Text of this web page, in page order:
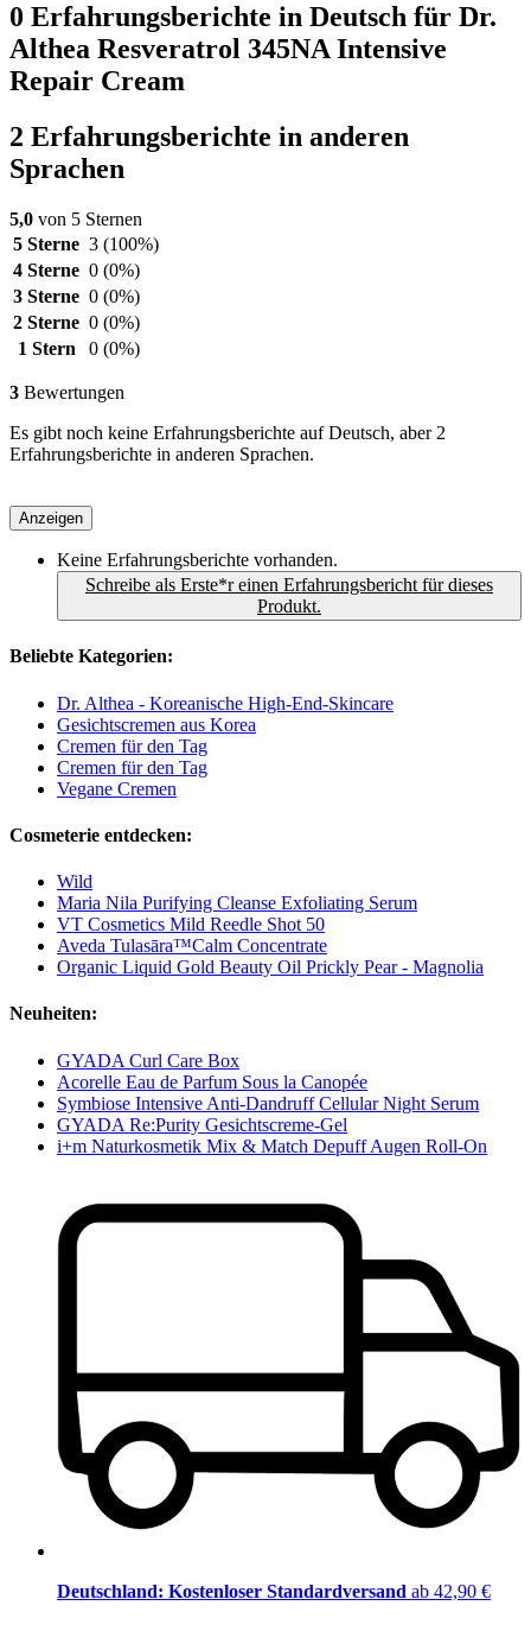
0 Erfahrungsberichte in Deutsch für Dr.
Althea Resveratrol 345NA Intensive
Repair Cream
2 Erfahrungsberichte in anderen
Sprachen
5,0 von 5 Sternen
5 Sterne 3 (100%)
4 Sterne 0 (0%)
3 Sterne 0 (0%)
2 Sterne 0 (0%)
1 Stern
0 (0%)
3 Bewertungen
Es gibt noch keine Erfahrungsberichte auf Deutsch, aber 2
Erfahrungsberichte in anderen Sprachen.
Anzeigen
Keine Erfahrungsberichte vorhanden.
Schreibe als Erste*r einen Erfahrungsbericht für dieses
Produkt.
Beliebte Kategorien:
Dr. Althea - Koreanische High-End-Skincare
Gesichtscremen aus Korea
Cremen für den Tag
Cremen für den Tag
Vegane Cremen
Cosmeterie entdecken:
Wild
Maria Nila Purifying Cleanse Exfoliating Serum
VT Cosmetics Mild Reedle Shot 50
Aveda Tulasāra™Calm Concentrate
Organic Liquid Gold Beauty Oil Prickly Pear - Magnolia
Neuheiten:
GYADA Curl Care Box
Acorelle Eau de Parfum Sous la Canopée
Symbiose Intensive Anti-Dandruff Cellular Night Serum
GYADA Re:Purity Gesichtscreme-Gel
i+m Naturkosmetik Mix & Match Depuff Augen Roll-On
Deutschland: Kostenloser Standardversand ab 42,90 €